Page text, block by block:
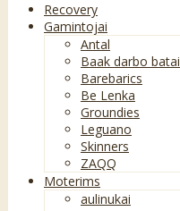
Recovery
Gamintojai
Antal
Baak darbo batai
Barebarics
Be Lenka
Groundies
Leguano
Skinners
ZAQQ
Moterims
aulinukai